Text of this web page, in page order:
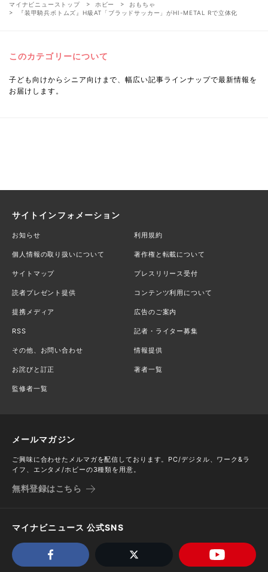
マイナビニューストップ ホビー
おもちゃ
『装甲騎兵ボトムズ』H級AT「ブラッドサッカー」がHI-METAL Rで立体化
このカテゴリーについて
子ども向けからシニア向けまで、幅広い記事ラインナップで最新情報を
お届けします。
サイトインフォメーション
お知らせ 利用規約
個人情報の取り扱いについて 著作権と転載について
サイトマップ プレスリリース受付
読者プレゼント提供 コンテンツ利用について
提携メディア 広告のご案内
RSS 記者・ライター募集
その他、お問い合わせ 情報提供
お詫びと訂正 著者一覧
監修者一覧
メールマガジン
ご興味に合わせたメルマガを配信しております。PC/デジタル、ワーク&ラ
イフ、エンタメ/ホビーの3種類を用意。
無料登録はこちら
マイナビニュース 公式SNS